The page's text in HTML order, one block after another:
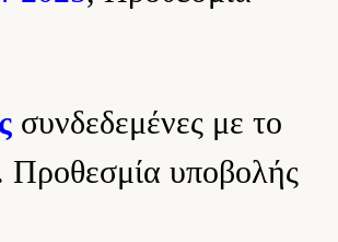
συνδεδεμένες με το
υποβολής